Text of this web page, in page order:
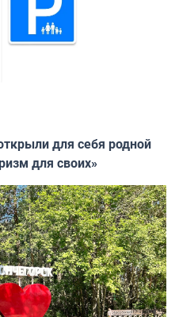
для себя родной
для своих»